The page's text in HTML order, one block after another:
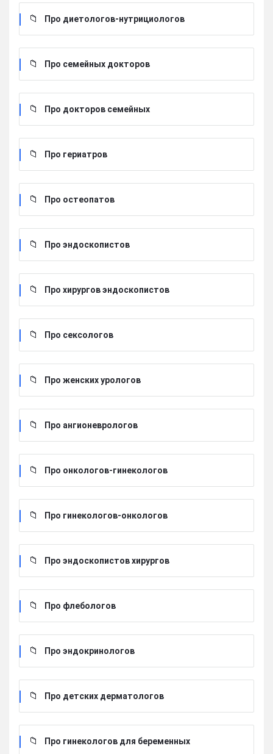
Про диетологов-нутрициологов
Про семейных докторов
Про докторов семейных
Про гериатров
Про остеопатов
Про эндоскопистов
Про хирургов эндоскопистов
Про сексологов
Про женских урологов
Про ангионеврологов
Про онкологов-гинекологов
Про гинекологов-онкологов
Про эндоскопистов хирургов
Про флебологов
Про эндокринологов
Про детских дерматологов
Про гинекологов для беременных